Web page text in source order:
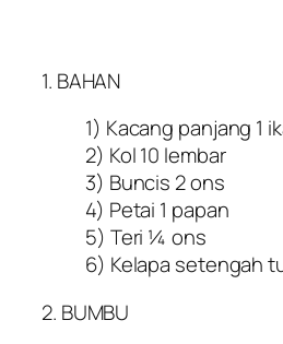
1. BAHAN
1) Kacang panjang 1
2) Kol 10 lembar
3) Buncis 2 ons
4) Petai 1 papan
5) Teri ¼ ons
6) Kelapa setengah
2. BUMBU